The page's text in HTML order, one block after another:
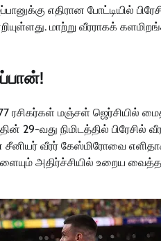
எதிரான போட்டியில்
மாற்று வீரராகக்
ரசிகர்கள் மஞ்சள் ஜெர்சியில்
29-வது நிமிடத்தில்
சீனியர் வீரர் கேஸ்மிரோவை
அதிர்ச்சியில் உறைய